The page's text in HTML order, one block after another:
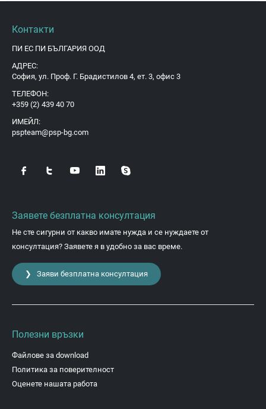
Контакти
ПИ ЕС ПИ БЪЛГАРИЯ ООД
АДРЕС:
София, ул. Проф. Г. Брадистилов 4, ет. 3, офис 3
ТЕЛЕФОН:
+359 (2) 439 40 70
ИМЕЙЛ:
pspteam@psp-bg.com
Заявете безплатна консултация
Не сте сигурни от какво имате нужда и се нуждаете от
консултация? Заявете я в удобно за вас време.
❯ Заяви безплатна консултация
Полезни връзки
Файлове за download
Политика за поверителност
Оценете нашата работа